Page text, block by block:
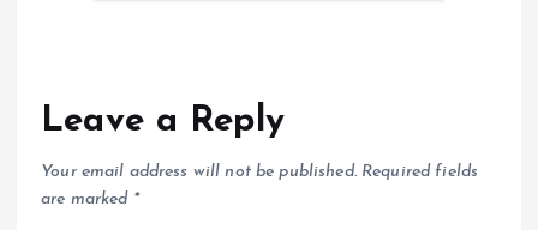
Leave a Reply
Your email address will not be published. Required fields
are marked *